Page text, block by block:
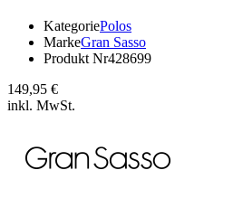
KategoriePolos
MarkeGran Sasso
Produkt Nr428699
149,95 €
inkl. MwSt.